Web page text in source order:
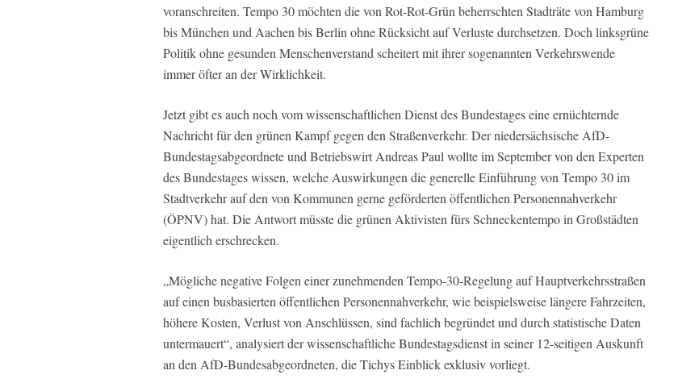
voranschreiten. Tempo 30 möchten die von Rot-Rot-Grün beherrschten Stadträte von Hamburg
bis München und Aachen bis Berlin ohne Rücksicht auf Verluste durchsetzen. Doch linksgrüne
Politik ohne gesunden Menschenverstand scheitert mit ihrer sogenannten Verkehrswende
immer öfter an der Wirklichkeit.
Jetzt gibt es auch noch vom wissenschaftlichen Dienst des Bundestages eine ernüchternde
Nachricht für den grünen Kampf gegen den Straßenverkehr. Der niedersächsische AfD-
Bundestagsabgeordnete und Betriebswirt Andreas Paul wollte im September von den Experten
des Bundestages wissen, welche Auswirkungen die generelle Einführung von Tempo 30 im
Stadtverkehr auf den von Kommunen gerne geförderten öffentlichen Personennahverkehr
(ÖPNV) hat. Die Antwort müsste die grünen Aktivisten fürs Schneckentempo in Großstädten
eigentlich erschrecken.
„Mögliche negative Folgen einer zunehmenden Tempo-30-Regelung auf Hauptverkehrsstraßen
auf einen busbasierten öffentlichen Personennahverkehr, wie beispielsweise längere Fahrzeiten,
höhere Kosten, Verlust von Anschlüssen, sind fachlich begründet und durch statistische Daten
untermauert“, analysiert der wissenschaftliche Bundestagsdienst in seiner 12-seitigen Auskunft
an den AfD-Bundesabgeordneten, die Tichys Einblick exklusiv vorliegt.